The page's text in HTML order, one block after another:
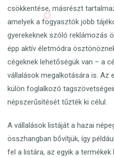
csökkentése, másrészt
amelyek a fogyasztók jobb
gyerekeknek szóló reklámozás
épp aktív életmódra
cégeknek lehetőségük van – a
vállalások megalkotására is. Az
külön foglalkozó
népszerűsítését tűzték ki célul.
A vállalások listáját a hazai
összhangban bővítjük, így
fel a listára, az egyik a